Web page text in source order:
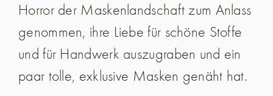
Horror der Maskenlandschaft zum Anlass
genommen, ihre Liebe für schöne Stoffe
und für Handwerk auszugraben und ein
paar tolle, exklusive Masken genäht hat.